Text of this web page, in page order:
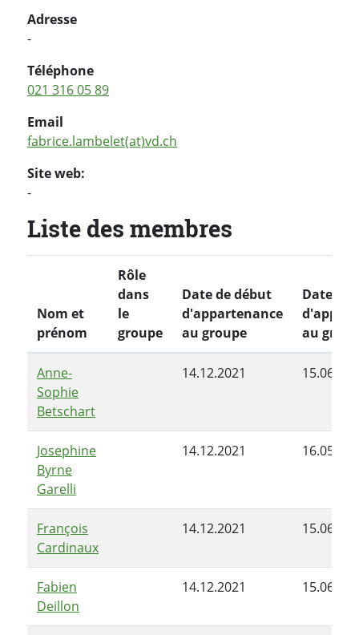
Adresse
-
Téléphone
021 316 05 89
Email
fabrice.lambelet(at)vd.ch
Site web:
-
Liste des membres
Nom et
prénom
Rôle
dans
le
groupe
Date de début
d'appartenance
au groupe
Date de
au
Anne-
Sophie
Betschart
14.12.2021
Josephine
Byrne
Garelli
14.12.2021
François
Cardinaux
14.12.2021
Fabien
Deillon
14.12.2021